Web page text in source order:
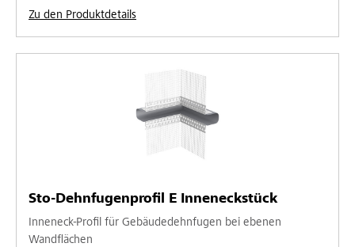
Zu den Produktdetails
Sto-Dehnfugenprofil E Inneneckstück
Inneneck-Profil für Gebäudedehnfugen bei ebenen
Wandflächen